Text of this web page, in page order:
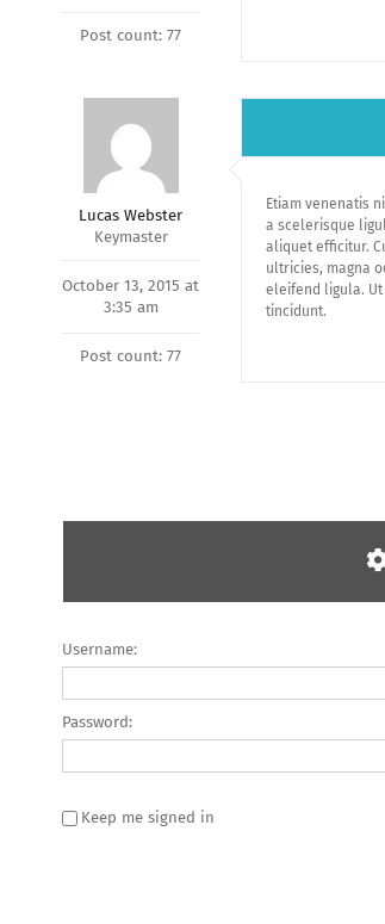
Post count: 77
Lucas Webster
Keymaster
October 13, 2015 at
3:35 am
Post count: 77
Etiam venenatis
a scelerisque
aliquet efficitur.
ultricies, magna
eleifend ligula.
tincidunt.
Username:
Password:
Keep me signed in